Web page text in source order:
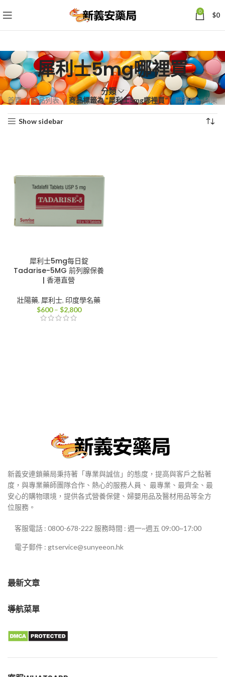
0 $0
犀利士5mg哪裡買
分類
首頁 商品列表 商品標籤為 “犀利士5mg哪裡買” 顯示單一結果
Show sidebar
犀利士5mg每日錠
Tadarise-5MG 前列腺保養
| 香港直營
壯陽藥, 犀利士, 印度學名藥
$600 – $2,800價
新義安連鎖藥局秉持著「專業與誠信」的態度，提高與客戶之黏著
度，與專業藥師團隊合作、熱心的服務人員、 最專業、最齊全、最
安心的購物環境，提供各式營養保健、婦嬰用品及醫材用品等全方
位服務。
客服電話 : 0800-678-222 服務時間 : 週一~週五 09:00~17:00
電子郵件 : gtservice@sunyeeon.hk
最新文章
導航菜單